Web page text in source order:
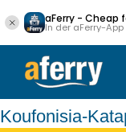
aFerry - Cheap
In der aFerry-
Koufonisia-